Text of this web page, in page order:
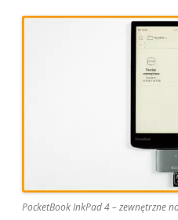
PocketBook InkPad 4 – zewnętrzne